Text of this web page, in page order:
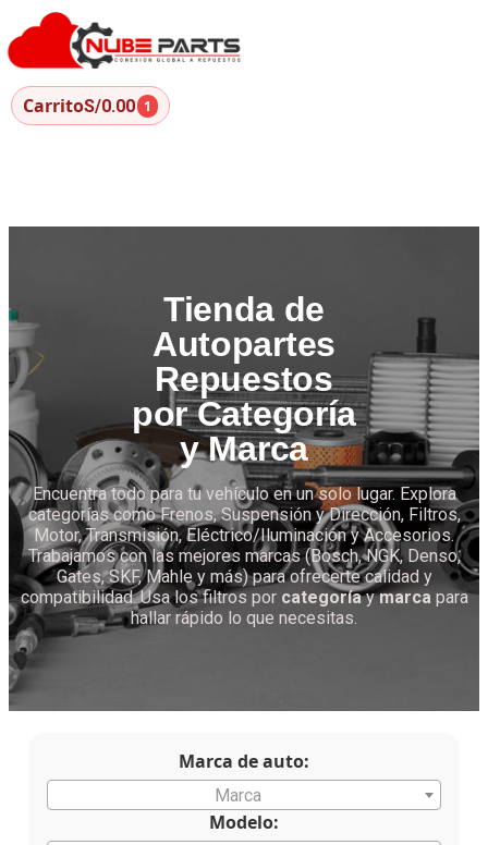
CarritoS/0.00 1
Tienda de
Autopartes
Repuestos
por Categoría
y Marca
Encuentra todo para tu vehículo en un solo lugar. Explora
categorías como Frenos, Suspensión y Dirección, Filtros,
Motor, Transmisión, Eléctrico/Iluminación y Accesorios.
Trabajamos con las mejores marcas (Bosch, NGK, Denso,
Gates, SKF, Mahle y más) para ofrecerte calidad y
compatibilidad. Usa los filtros por categoríaymarcapara
hallar rápido lo que necesitas.
Marca de auto:
Marca
Modelo: